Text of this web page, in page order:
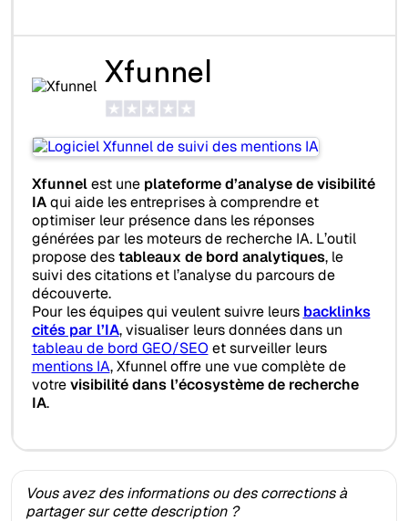
Xfunnel
Xfunnelest une plateforme d’analyse de visibilité
IAqui aide les entreprises à comprendre et
optimiser leur présence dans les réponses
générées par les moteurs de recherche IA. L’outil
propose destableaux de bord analytiques, le
suivi des citations et l’analyse du parcours de
découverte.
Pour les équipes qui veulent suivre leurs backlinks
cités par l’IA, visualiser leurs données dans un
tableau de bord GEO/SEO et surveiller leurs
mentions IA, Xfunnel offre une vue complète de
votrevisibilité dans l’écosystème de recherche
IA.
Vous avez des informations ou des corrections à
partager sur cette description ?